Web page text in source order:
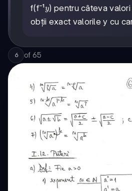
f(f⁻¹y
y) pentru câteva
obții exact valorile y cu
6 of 65